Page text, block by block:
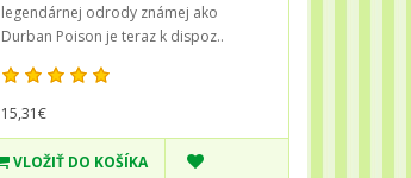
legendárnej odrody známej ako
Durban Poison je teraz k dispoz..
15,31€
VLOŽIŤ DO KOŠÍKA